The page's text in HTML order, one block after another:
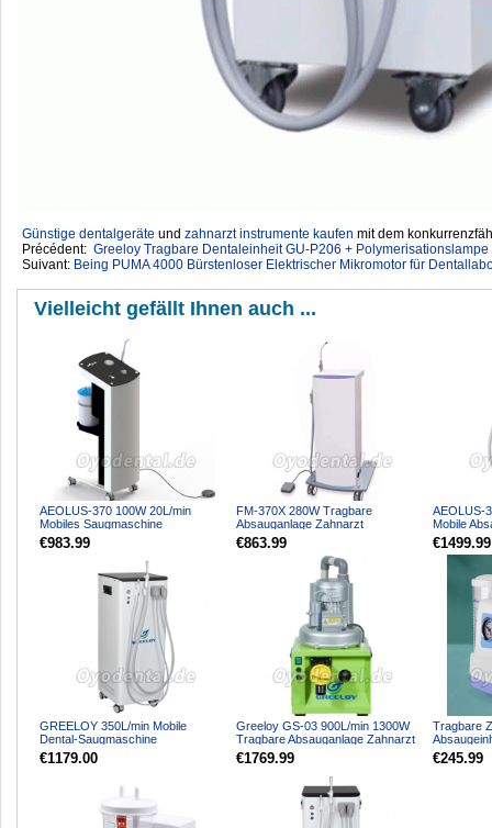
Günstige dentalgeräte ‎ und zahnarzt instrumente kaufen mit dem
Précédent: Greeloy Tragbare Dentaleinheit GU-P206 +
Suivant: Being PUMA 4000 Bürstenloser Elektrischer Mikromotor für
Vielleicht gefällt Ihnen auch ...
AEOLUS-370 100W 20L/min
Mobiles Saugmaschine
Zahnarztpraxis für Zahnimplantate
€983.99
FM-370X 280W Tragbare
Absauganlage Zahnarzt
Augmaschine für Zahnarztpraxis
€863.99
AEOLUS-
Mobile
€1499.99
GREELOY 350L/min Mobile
Dental-Saugmaschine
Vakuumpumpe mit starker
Saugleistung...
€1179.00
Greeloy GS-03 900L/min 1300W
Tragbare Absauganlage Zahnarzt
für 3-5 Behandlungss...
€1769.99
Tragbare
Schleim
€245.99